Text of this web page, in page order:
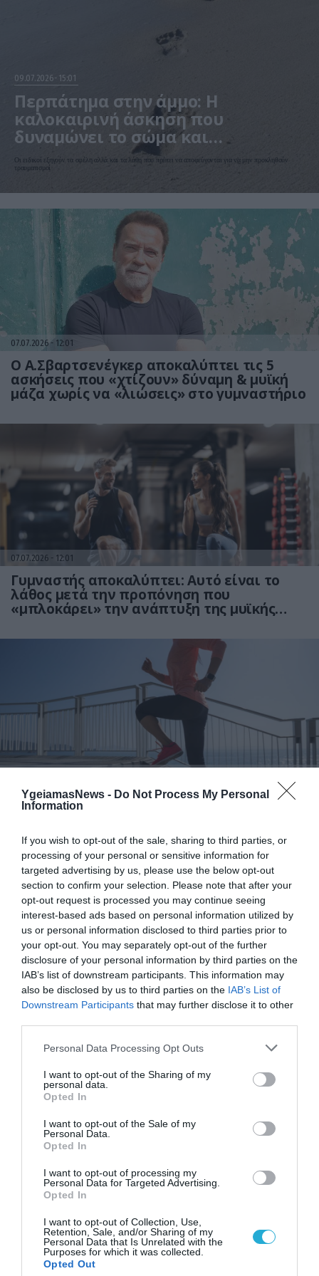
YgeiamasNews - Do Not Process My Personal
Information
If you wish to opt-out of the sale, sharing to third parties, or
processing of your personal or sensitive information for
targeted advertising by us, please use the below opt-out
section to confirm your selection. Please note that after your
opt-out request is processed you may continue seeing
interest-based ads based on personal information utilized by
us or personal information disclosed to third parties prior to
your opt-out. You may separately opt-out of the further
disclosure of your personal information by third parties on the
IAB’s list of downstream participants. This information may
also be disclosed by us to third parties on the IAB’s List of
Downstream Participants that may further disclose it to other
Please note that this website/app uses one or more Google
not limited to your visit or usage behaviour. You may click to
grant or deny consent to Google and its third-party tags to
use your data for below specified purposes in below Google
consent section.
Personal Data Processing Opt Outs
I want to opt-out of the Sharing of my
personal data.
Opted In
I want to opt-out of the Sale of my
Personal Data.
Opted In
I want to opt-out of processing my
Personal Data for Targeted Advertising.
Opted In
I want to opt-out of Collection, Use,
Retention, Sale, and/or Sharing of my
Personal Data that Is Unrelated with the
Purposes for which it was collected.
Opted Out
09.07.2026 15:01
Περπάτημα στην άμμο: Η
καλοκαιρινή άσκηση που
δυναμώνει το σώμα και
προστατεύει μετά τα 60
Οι ειδικοί εξηγούν τα οφέλη αλλά και τα λάθη που πρέπει να αποφεύγονται για να μην προκληθούν
τραυματισμοί
07.07.2026 12:01
Ο Α.Σβαρτσενέγκερ αποκαλύπτει τις 5
ασκήσεις που «χτίζουν» δύναμη & μυϊκή
μάζα χωρίς να «λιώσεις» στο γυμναστήριο
07.07.2026 12:01
Γυμναστής αποκαλύπτει: Aυτό είναι το
λάθος μετά την προπόνηση που
«μπλοκάρει» την ανάπτυξη της μυϊκής
Τέλος τα «10.000 βήματα»; – Τι λένε ειδικοί
για την άσκηση που πραγματικά βοηθά
05.07.2026 15:01
Απώλεια βάρους: Πόσα χιλιόμετρα πρέπει
να περπατήσετε για να «κάψετε» ένα κιλό
Γιατί οι γιατροί λένε ότι το περπάτημα
είναι το καλύτερο «φάρμακο»